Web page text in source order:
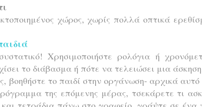
χώρος, χωρίς πολλά οπτικά
Χρησιμοποιήστε ρολόγια ή
το διάβασμα ή πότε να τελειώσει μια
βοηθήστε το παιδί στην οργάνωση- αρχικά αυτό
της επόμενης μέρας, τσεκάρετε τι